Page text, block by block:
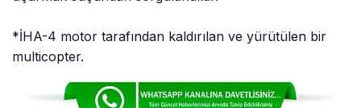
*İHA-4 motor tarafından kaldırılan ve yürütülen bir
multicopter.